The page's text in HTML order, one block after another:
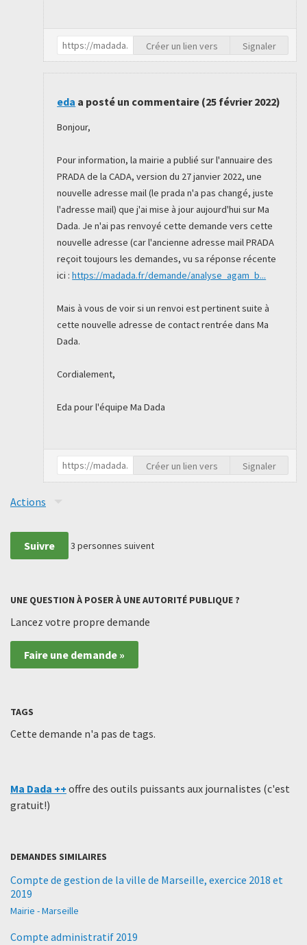
Créer un lien vers Signaler
eda a posté un commentaire (25 février 2022)
Bonjour,
Pour information, la mairie a publié sur l'annuaire des
PRADA de la CADA, version du 27 janvier 2022, une
nouvelle adresse mail (le prada n'a pas changé, juste
l'adresse mail) que j'ai mise à jour aujourd'hui sur Ma
Dada. Je n'ai pas renvoyé cette demande vers cette
nouvelle adresse (car l'ancienne adresse mail PRADA
reçoit toujours les demandes, vu sa réponse récente
ici :https://madada.fr/demande/analyse_agam_b...
Mais à vous de voir si un renvoi est pertinent suite à
cette nouvelle adresse de contact rentrée dans Ma
Dada.
Cordialement,
Eda pour l'équipe Ma Dada
Créer un lien vers Signaler
Actions
Suivre 3 personnes suivent
UNE QUESTION À POSER À UNE AUTORITÉ PUBLIQUE ?
Lancez votre propre demande
Faire une demande »
TAGS
Cette demande n'a pas de tags.
Ma Dada ++ offre des outils puissants aux journalistes (c'est
gratuit!)
DEMANDES SIMILAIRES
Compte de gestion de la ville de Marseille, exercice 2018 et
2019
Mairie - Marseille
Compte administratif 2019